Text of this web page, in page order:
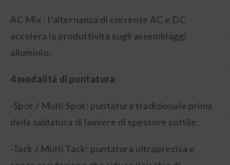
AC Mix : l’alternanza di corrente AC e DC
accelera la produttività sugli assemblaggi
alluminio.
4 modalità di puntatura:
-Spot / Multi Spot: puntatura tradizionale prima
della saldatura di lamiere di spessore sottile.
-Tack / Multi Tack: puntatura ultraprecisa e